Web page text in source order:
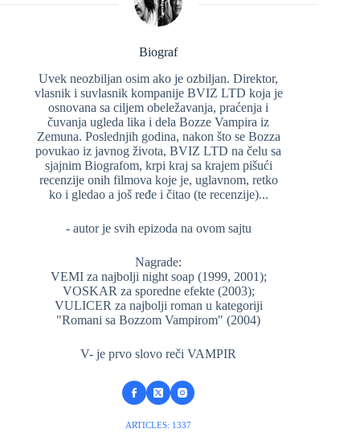
Biograf
Uvek neozbiljan osim ako je ozbiljan. Direktor,
vlasnik i suvlasnik kompanije BVIZ LTD koja je
osnovana sa ciljem obeležavanja, praćenja i
čuvanja ugleda lika i dela Bozze Vampira iz
Zemuna. Poslednjih godina, nakon što se Bozza
povukao iz javnog života, BVIZ LTD na čelu sa
sjajnim Biografom, krpi kraj sa krajem pišući
recenzije onih filmova koje je, uglavnom, retko
ko i gledao a još ređe i čitao (te recenzije)...
- autor je svih epizoda na ovom sajtu
Nagrade:
VEMI za najbolji night soap (1999, 2001);
VOSKAR za sporedne efekte (2003);
VULICER za najbolji roman u kategoriji
"Romani sa Bozzom Vampirom" (2004)
V- je prvo slovo reči VAMPIR
ARTICLES: 1337